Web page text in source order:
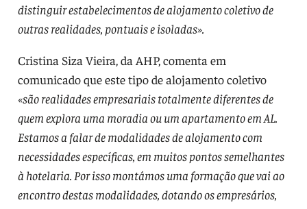
distinguir estabelecimentos de alojamento coletivo de
outras realidades, pontuais e isoladas».
Cristina Siza Vieira, da AHP, comenta em
comunicado que este tipo de alojamento coletivo
«são realidades empresariais totalmente diferentes de
quem explora uma moradia ou um apartamento em AL.
Estamos a falar de modalidades de alojamento com
necessidades específicas, em muitos pontos semelhantes
à hotelaria. Por isso montámos uma formação que vai ao
encontro destas modalidades, dotando os empresários,